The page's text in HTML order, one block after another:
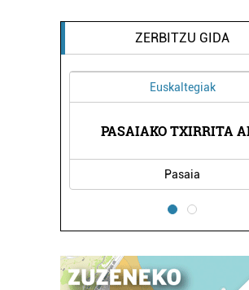
ZERBITZU GIDA
Euskaltegiak
PASAIAKO TXIRRITA AEK
Pasaia